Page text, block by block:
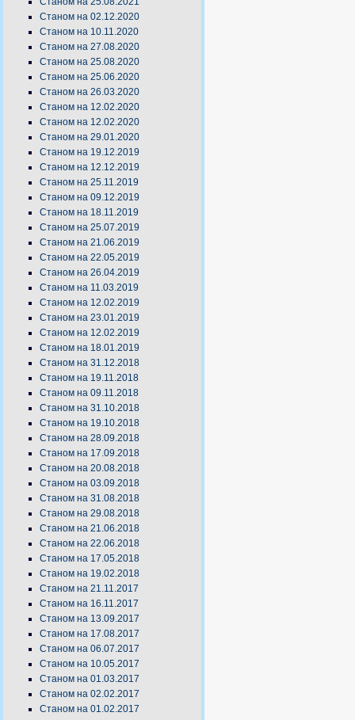
Станом на 02.12.2020
Станом на 10.11.2020
Станом на 27.08.2020
Станом на 25.08.2020
Станом на 25.06.2020
Станом на 26.03.2020
Станом на 12.02.2020
Станом на 12.02.2020
Станом на 29.01.2020
Станом на 19.12.2019
Станом на 12.12.2019
Станом на 25.11.2019
Станом на 09.12.2019
Станом на 18.11.2019
Станом на 25.07.2019
Станом на 21.06.2019
Станом на 22.05.2019
Станом на 26.04.2019
Станом на 11.03.2019
Станом на 12.02.2019
Станом на 23.01.2019
Станом на 12.02.2019
Станом на 18.01.2019
Станом на 31.12.2018
Станом на 19.11.2018
Станом на 09.11.2018
Станом на 31.10.2018
Станом на 19.10.2018
Станом на 28.09.2018
Станом на 17.09.2018
Станом на 20.08.2018
Станом на 03.09.2018
Станом на 31.08.2018
Станом на 29.08.2018
Станом на 21.06.2018
Станом на 22.06.2018
Станом на 17.05.2018
Станом на 19.02.2018
Станом на 21.11.2017
Станом на 16.11.2017
Станом на 13.09.2017
Станом на 17.08.2017
Станом на 06.07.2017
Станом на 10.05.2017
Станом на 01.03.2017
Станом на 02.02.2017
Станом на 01.02.2017